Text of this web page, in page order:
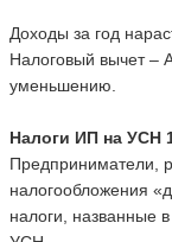
Доходы за год
Налоговый вычет –
уменьшению.
Налоги ИП на УСН
Предприниматели,
налогообложения
налоги, названные